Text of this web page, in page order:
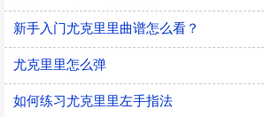
新手入门尤克里里曲谱怎么看？
尤克里里怎么弹
如何练习尤克里里左手指法